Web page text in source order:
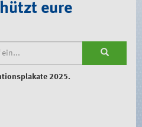
eure
2025.